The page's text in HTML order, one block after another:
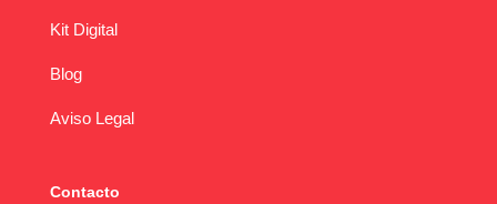
Kit Digital
Blog
Aviso Legal
Contacto